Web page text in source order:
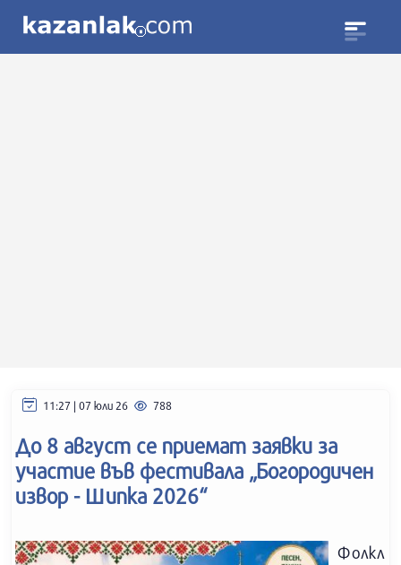
11:27 | 07 юли 26 788
До 8 август се приемат заявки за
участие във фестивала „Богородичен
извор - Шипка 2026“
Фолкл